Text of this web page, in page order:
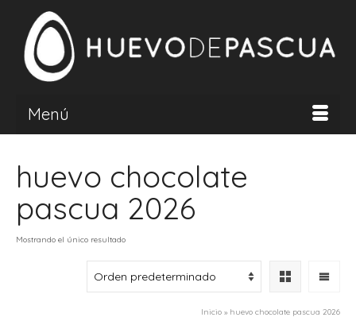
Menú
huevo chocolate
pascua 2026
Mostrando el único resultado
Inicio » huevo chocolate pascua 2026